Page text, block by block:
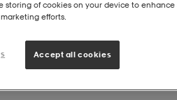
storing of cookies on your device to enhance
efforts.
Accept all cookies